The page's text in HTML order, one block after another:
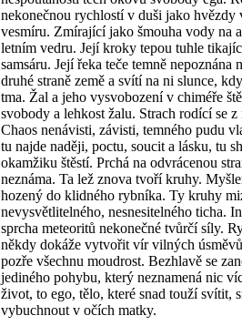
nekonečnou rychlostí v duši jako hvězdy
vesmíru. Zmírající jako šmouha vody na
letním vedru. Její kroky tepou tuhle
samsáru. Její řeka teče temně nepoznána
druhé straně země a svítí na ni slunce,
tma. Žal a jeho vysvobození v chiméře
svobody a lehkost žalu. Strach rodící se z
Chaos nenávisti, závisti, temného pudu
tu najde naději, poctu, soucit a lásku, tu
okamžiku štěstí. Prchá na odvrácenou
neznáma. Ta lež znova tvoří kruhy.
hozený do klidného rybníka. Ty kruhy
nevysvětlitelného, nesnesitelného ticha.
sprcha meteoritů nekonečné tvůrčí síly.
někdy dokáže vytvořit vír vilných
pozře všechnu moudrost. Bezhlavě se
jediného pohybu, který neznamená nic
život, to ego, tělo, které snad touží svítit,
vybuchnout v očích matky.